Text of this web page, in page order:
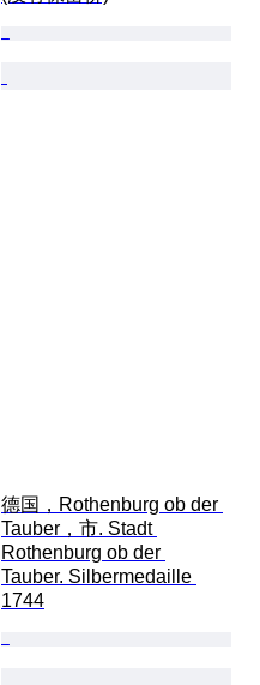
德国，Rothenburg ob der
Tauber，市. Stadt
Rothenburg ob der
Tauber. Silbermedaille
1744